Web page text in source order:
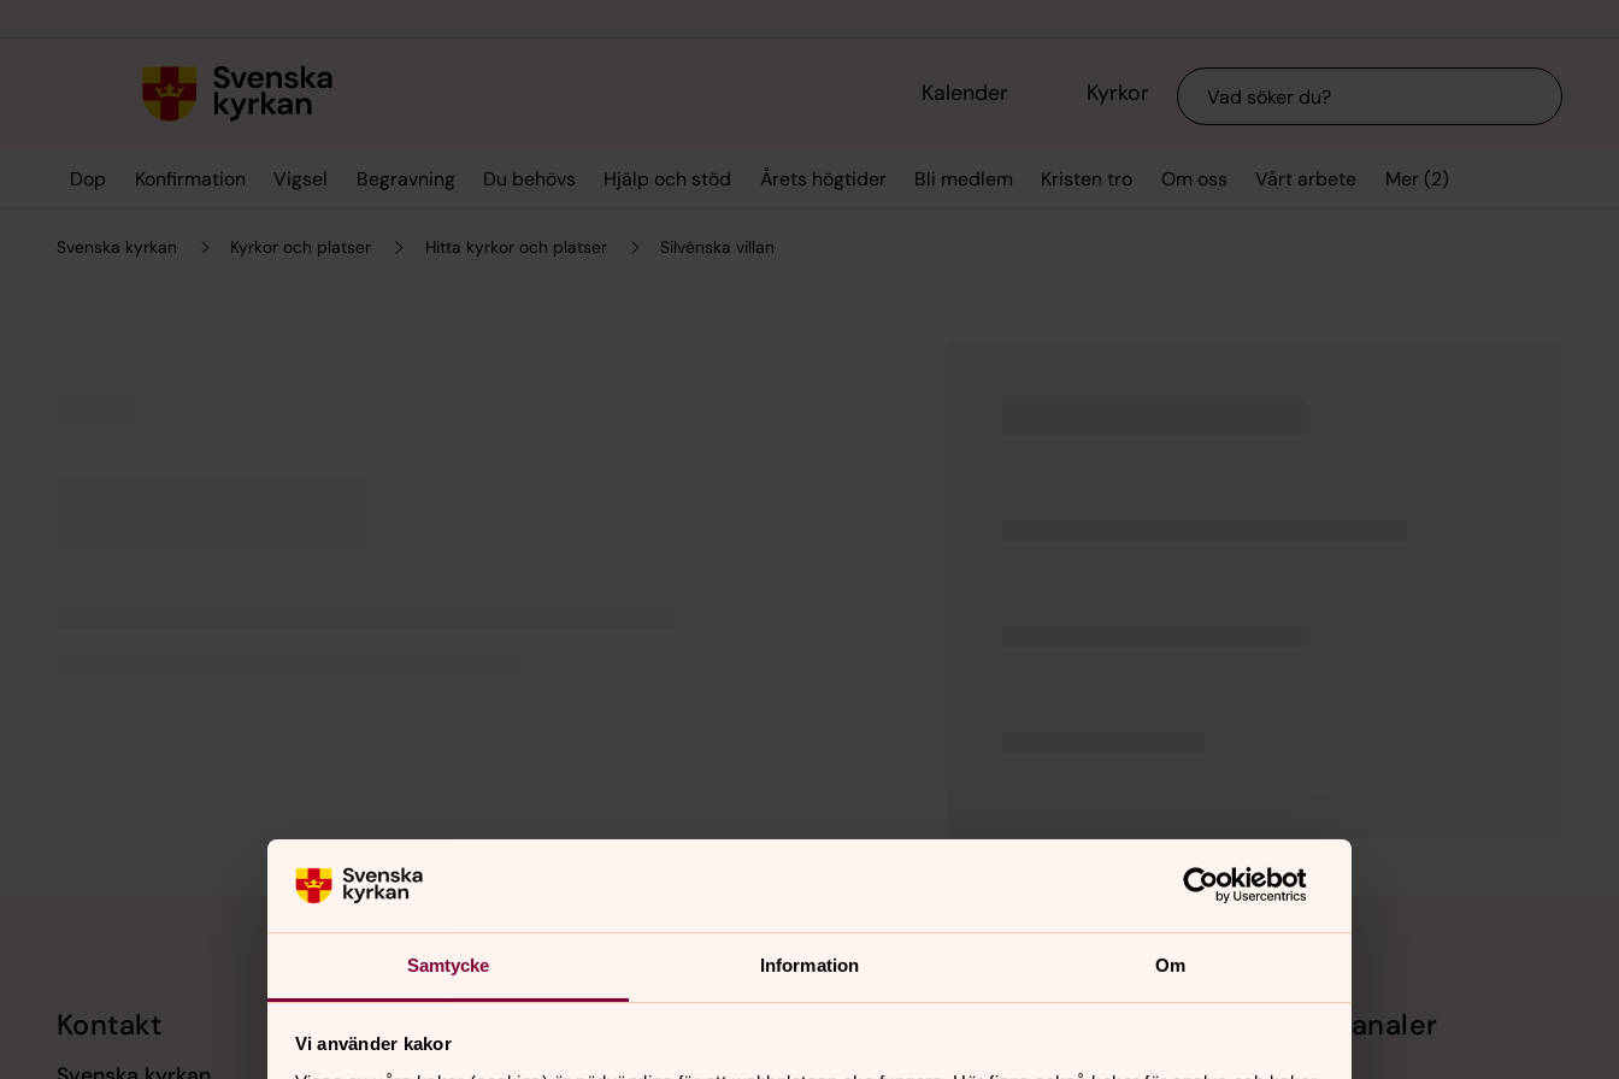
Samtycke Information Om
Vi använder kakor
Kalender Kyrkor Sök
Dop Konfirmation Vigsel Begravning Du behövs Hjälp och stöd Årets högtider Bli medlem Kristen tro Om oss Vårt arbete Mer (2)
Svenska kyrkan Kyrkor och platser Hitta kyrkor och platser Silvénska villan
Kontakt Sociala kanaler